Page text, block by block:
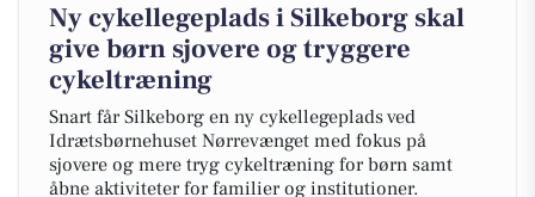
Ny cykellegeplads i Silkeborg skal
give børn sjovere og tryggere
cykeltræning
Snart får Silkeborg en ny cykellegeplads ved
Idrætsbørnehuset Nørrevænget med fokus på
sjovere og mere tryg cykeltræning for børn samt
åbne aktiviteter for familier og institutioner.